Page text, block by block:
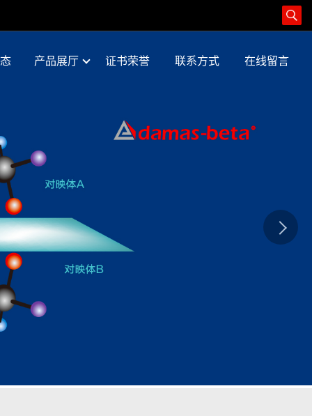
产品展厅 证书荣誉 联系方式 在线留言